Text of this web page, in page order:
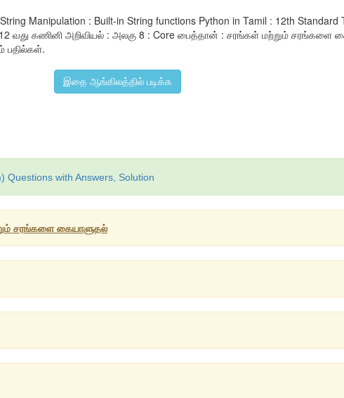
Manipulation : Built-in String functions Python in Tamil : 12th
12 வது கணினி அறிவியல் : அலகு 8 : Core பைத்தான் : சரங்கள் மற்றும்
பதில்கள்.
இதை ஆங்கிலத்தில் படிக்க
Questions with Answers, Solution
சரங்களை கையாளுதல்